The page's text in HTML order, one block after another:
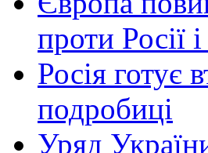
проти
Росія готує
подробиці
Уряд